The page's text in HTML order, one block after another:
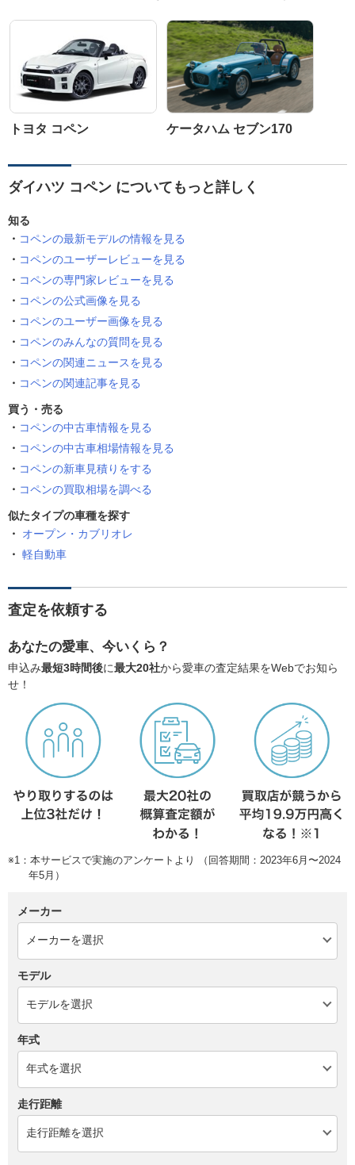
トヨタ コペン ケータハム セブン170
ダイハツ コペン についてもっと詳しく
知る
コペンの最新モデルの情報を見る
コペンのユーザーレビューを見る
コペンの専門家レビューを見る
コペンの公式画像を見る
コペンのユーザー画像を見る
コペンのみんなの質問を見る
コペンの関連ニュースを見る
コペンの関連記事を見る
買う・売る
コペンの中古車情報を見る
コペンの中古車相場情報を見る
コペンの新車見積りをする
コペンの買取相場を調べる
似たタイプの車種を探す
オープン・カブリオレ
軽自動車
査定を依頼する
あなたの愛車、今いくら？
申込み最短3時間後に最大20社から愛車の査定結果をWebでお知ら
せ！
※1：本サービスで実施のアンケートより （回答期間：2023年6月〜2024
年5月）
メーカー
モデル
年式
走行距離